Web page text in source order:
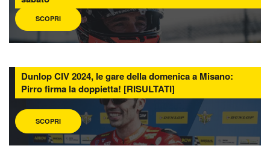
SCOPRI
Dunlop CIV 2024, le gare della domenica a Misano:
Pirro firma la doppietta! [RISULTATI]
SCOPRI